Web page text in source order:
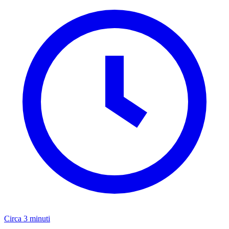
Circa 3 minuti